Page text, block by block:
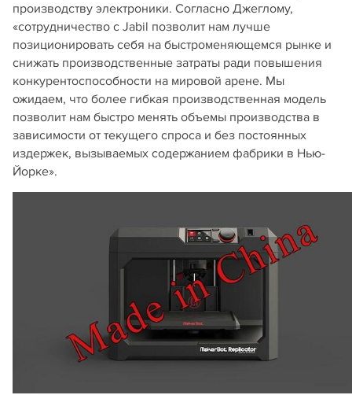
производству электроники. Согласно Джеглому,
«сотрудничество с Jabil позволит нам лучше
позиционировать себя на быстроменяющемся рынке и
снижать производственные затраты ради повышения
конкурентоспособности на мировой арене. Мы
ожидаем, что более гибкая производственная модель
позволит нам быстро менять объемы производства в
зависимости от текущего спроса и без постоянных
издержек, вызываемых содержанием фабрики в Нью-
Йорке».